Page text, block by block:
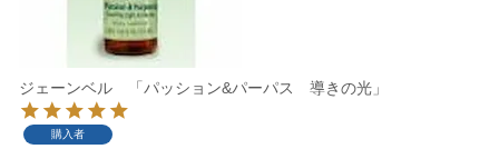
ジェーンベル 「パッション&パーパス 導きの光」
購入者